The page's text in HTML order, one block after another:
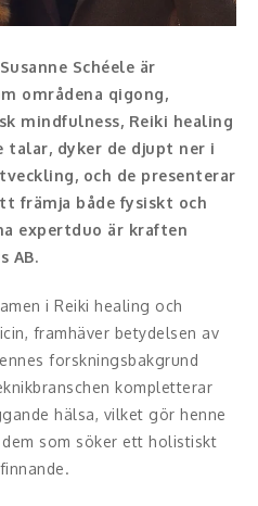
Schéele är
områdena qigong,
mindfulness, Reiki healing
talar, dyker de djupt ner i
och de presenterar
främja både fysiskt och
expertduo är kraften
AB.
i Reiki healing och
framhäver betydelsen av
forskningsbakgrund
kompletterar
hälsa, vilket gör henne
som söker ett holistiskt